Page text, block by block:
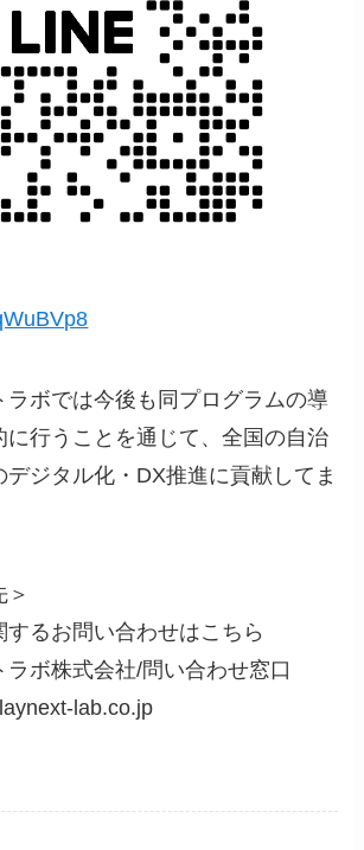
ラボでは今後も同プログラムの導
に行うことを通じて、全国の自治
ジタル化・DX推進に貢献してま
＞
するお問い合わせはこちら
ラボ株式会社/問い合わせ窓口
lab.co.jp